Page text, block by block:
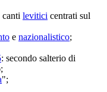
canti levitici centrati sul
e nazionalistico;
: secondo salterio di
";